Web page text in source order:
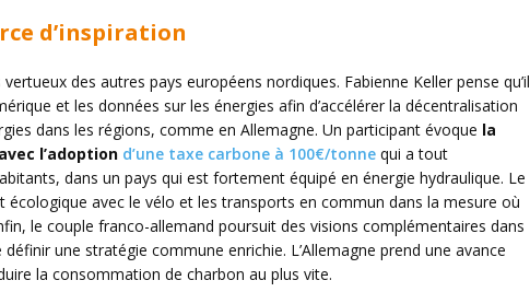
d’inspiration
des autres pays européens nordiques. Fabienne Keller pense qu’il
et les données sur les énergies afin d’accélérer la décentralisation
dans les régions, comme en Allemagne. Un participant évoque la
l’adoption d’une taxe carbone à 100€/tonne qui a tout
dans un pays qui est fortement équipé en énergie hydraulique. Le
avec le vélo et les transports en commun dans la mesure où
le couple franco-allemand poursuit des visions complémentaires dans
une stratégie commune enrichie. L’Allemagne prend une avance
la consommation de charbon au plus vite.